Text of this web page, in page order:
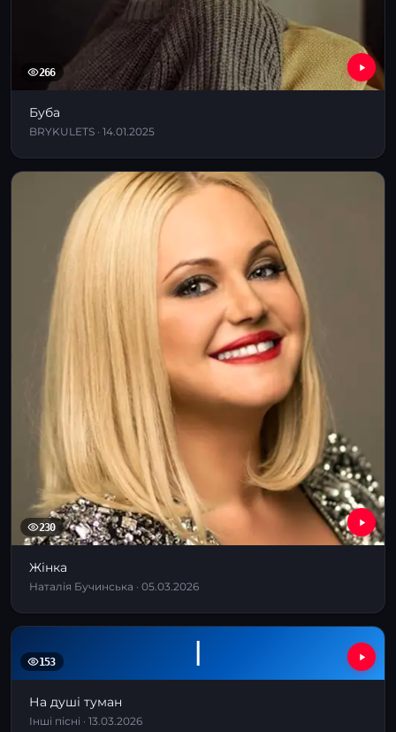
266
Буба
BRYKULETS · 14.01.2025
230
Жінка
Наталія Бучинська · 05.03.2026
І
153
На душі туман
Інші пісні · 13.03.2026